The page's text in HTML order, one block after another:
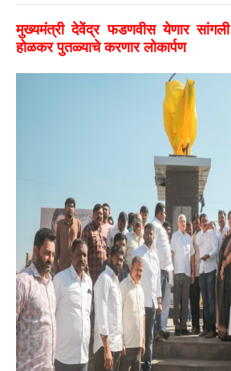
मुख्यमंत्री देवेंद्र फडणवीस येणार सांगली
होळकर पुतळ्याचे करणार लोकार्पण